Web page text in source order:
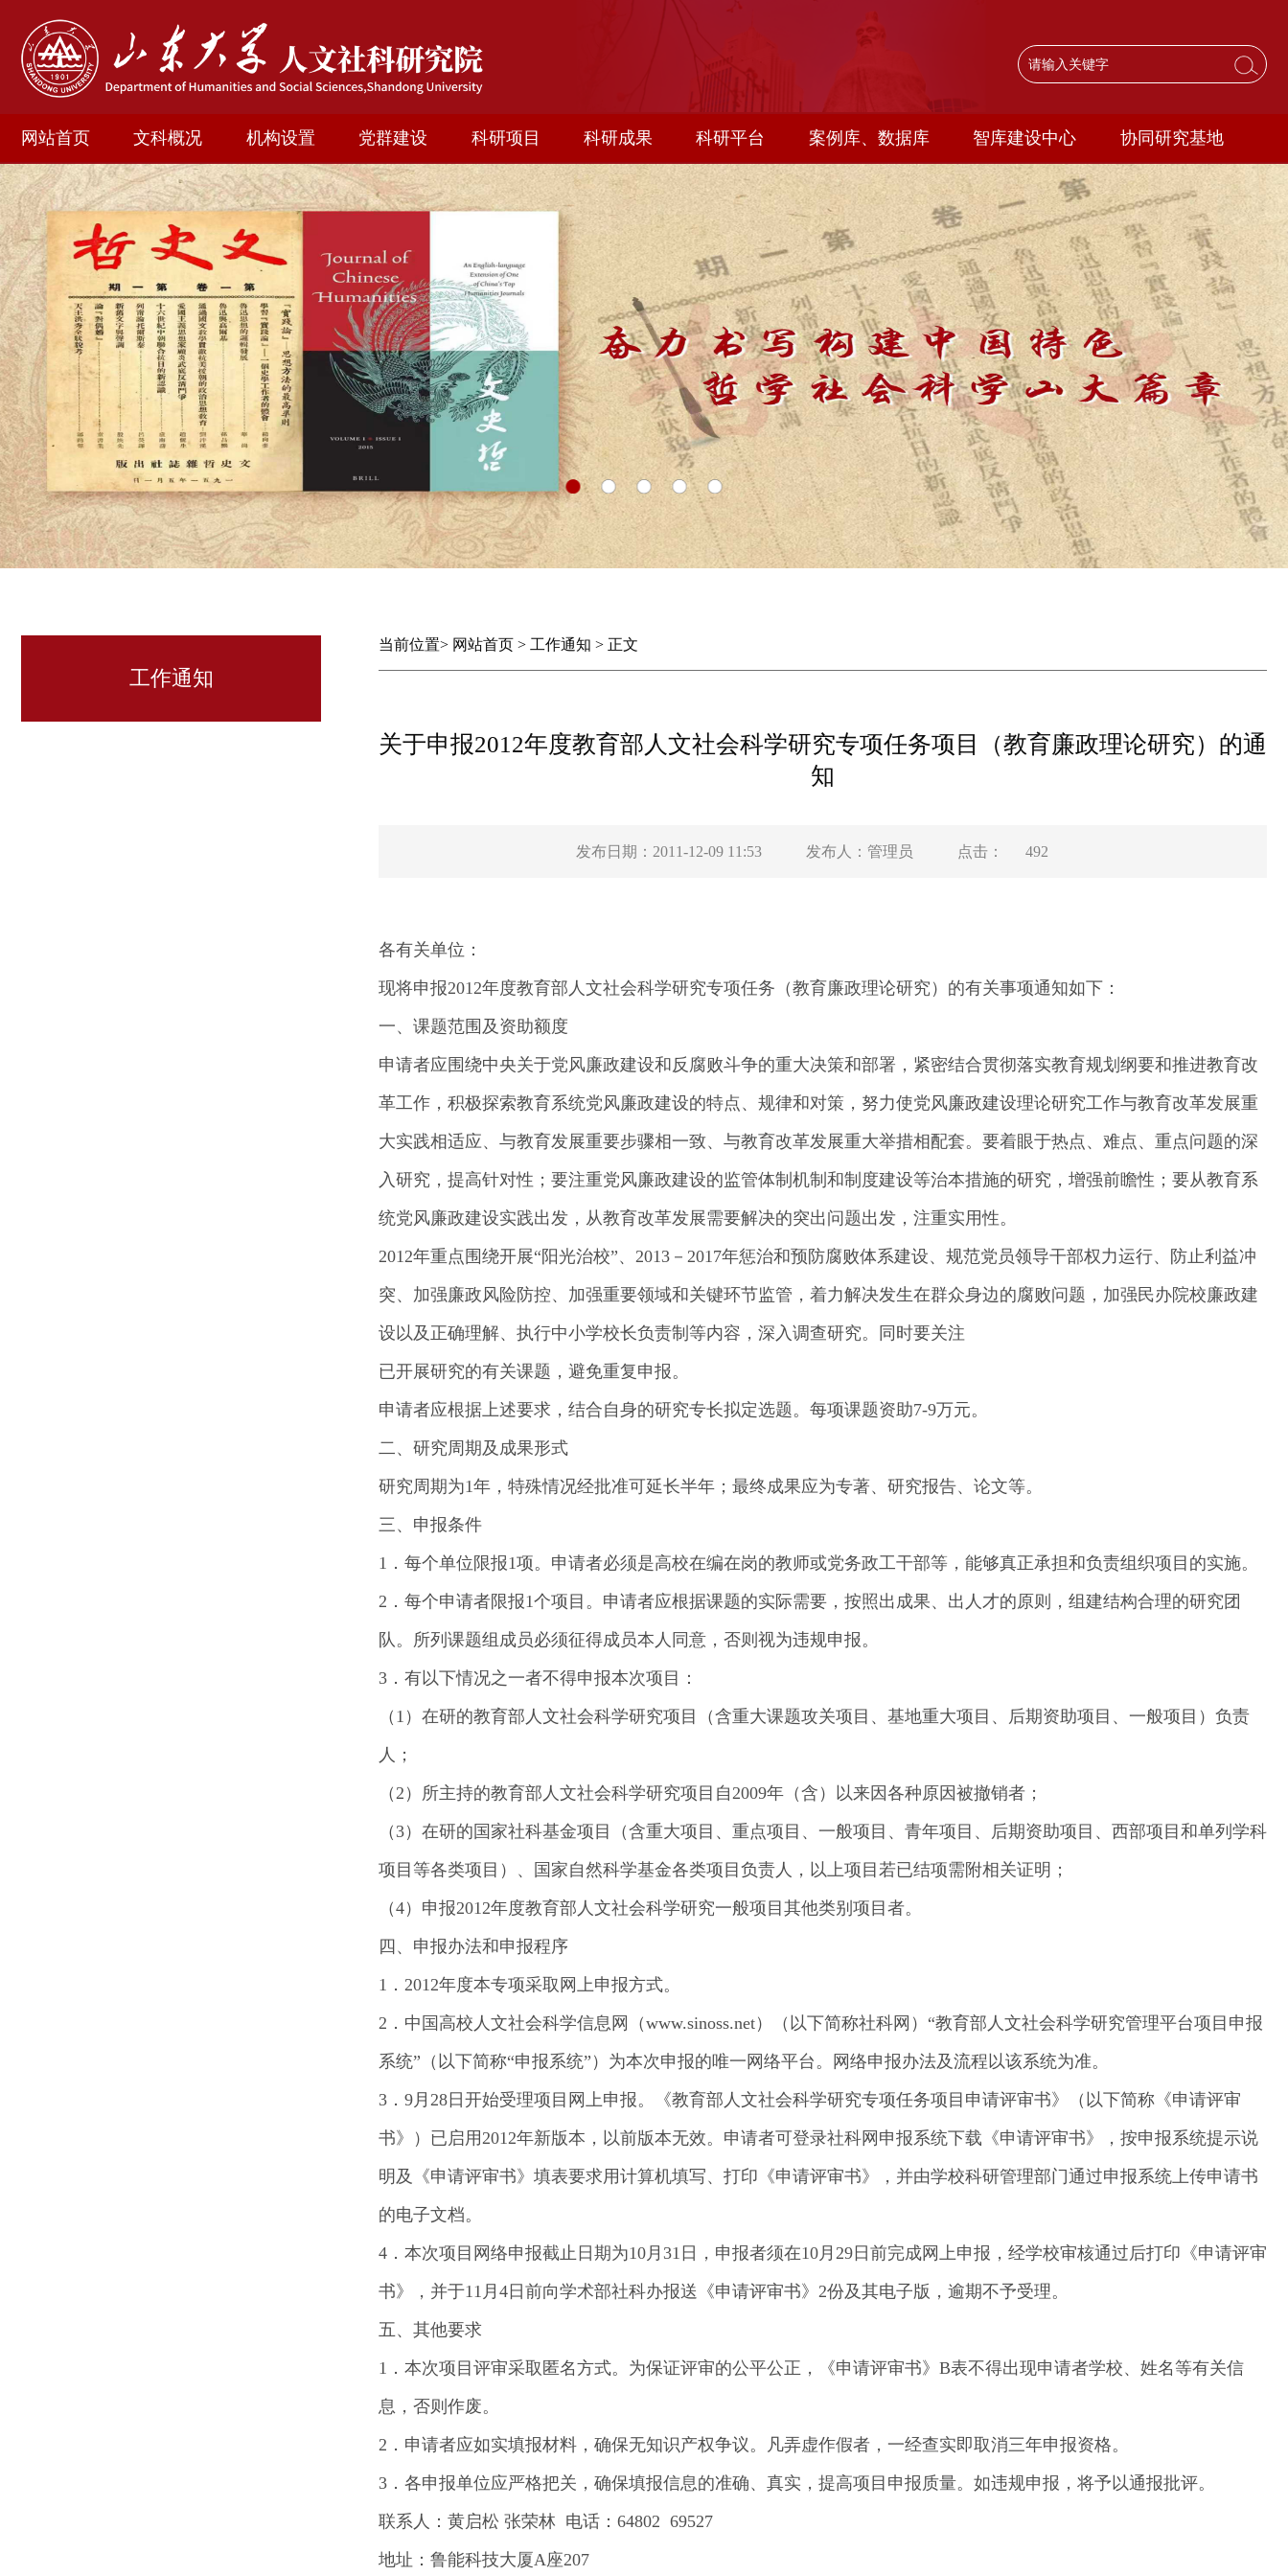
网站首页 文科概况 机构设置 党群建设 科研项目 科研成果 科研平台 案例库、数据库 智库建设中心 协同研究基地
工作通知
当前位置> 网站首页 > 工作通知 > 正文
关于申报2012年度教育部人文社会科学研究专项任务项目（教育廉政理论研究）的通
知
发布日期：2011-12-09 11:53 发布人：管理员 点击： 492
各有关单位：
现将申报2012年度教育部人文社会科学研究专项任务（教育廉政理论研究）的有关事项通知如下：
一、课题范围及资助额度
申请者应围绕中央关于党风廉政建设和反腐败斗争的重大决策和部署，紧密结合贯彻落实教育规划纲要和推进教育改
革工作，积极探索教育系统党风廉政建设的特点、规律和对策，努力使党风廉政建设理论研究工作与教育改革发展重
大实践相适应、与教育发展重要步骤相一致、与教育改革发展重大举措相配套。要着眼于热点、难点、重点问题的深
入研究，提高针对性；要注重党风廉政建设的监管体制机制和制度建设等治本措施的研究，增强前瞻性；要从教育系
统党风廉政建设实践出发，从教育改革发展需要解决的突出问题出发，注重实用性。
2012年重点围绕开展“阳光治校”、2013－2017年惩治和预防腐败体系建设、规范党员领导干部权力运行、防止利益冲
突、加强廉政风险防控、加强重要领域和关键环节监管，着力解决发生在群众身边的腐败问题，加强民办院校廉政建
设以及正确理解、执行中小学校长负责制等内容，深入调查研究。同时要关注
已开展研究的有关课题，避免重复申报。
申请者应根据上述要求，结合自身的研究专长拟定选题。每项课题资助7-9万元。
二、研究周期及成果形式
研究周期为1年，特殊情况经批准可延长半年；最终成果应为专著、研究报告、论文等。
三、申报条件
1．每个单位限报1项。申请者必须是高校在编在岗的教师或党务政工干部等，能够真正承担和负责组织项目的实施。
2．每个申请者限报1个项目。申请者应根据课题的实际需要，按照出成果、出人才的原则，组建结构合理的研究团
队。所列课题组成员必须征得成员本人同意，否则视为违规申报。
3．有以下情况之一者不得申报本次项目：
（1）在研的教育部人文社会科学研究项目（含重大课题攻关项目、基地重大项目、后期资助项目、一般项目）负责
人；
（2）所主持的教育部人文社会科学研究项目自2009年（含）以来因各种原因被撤销者；
（3）在研的国家社科基金项目（含重大项目、重点项目、一般项目、青年项目、后期资助项目、西部项目和单列学科
项目等各类项目）、国家自然科学基金各类项目负责人，以上项目若已结项需附相关证明；
（4）申报2012年度教育部人文社会科学研究一般项目其他类别项目者。
四、申报办法和申报程序
1．2012年度本专项采取网上申报方式。
2．中国高校人文社会科学信息网（www.sinoss.net）（以下简称社科网）“教育部人文社会科学研究管理平台项目申报
系统”（以下简称“申报系统”）为本次申报的唯一网络平台。网络申报办法及流程以该系统为准。
3．9月28日开始受理项目网上申报。《教育部人文社会科学研究专项任务项目申请评审书》（以下简称《申请评审
书》）已启用2012年新版本，以前版本无效。申请者可登录社科网申报系统下载《申请评审书》，按申报系统提示说
明及《申请评审书》填表要求用计算机填写、打印《申请评审书》，并由学校科研管理部门通过申报系统上传申请书
的电子文档。
4．本次项目网络申报截止日期为10月31日，申报者须在10月29日前完成网上申报，经学校审核通过后打印《申请评审
书》，并于11月4日前向学术部社科办报送《申请评审书》2份及其电子版，逾期不予受理。
五、其他要求
1．本次项目评审采取匿名方式。为保证评审的公平公正，《申请评审书》B表不得出现申请者学校、姓名等有关信
息，否则作废。
2．申请者应如实填报材料，确保无知识产权争议。凡弄虚作假者，一经查实即取消三年申报资格。
3．各申报单位应严格把关，确保填报信息的准确、真实，提高项目申报质量。如违规申报，将予以通报批评。
联系人：黄启松 张荣林 电话：64802 69527
地址：鲁能科技大厦A座207